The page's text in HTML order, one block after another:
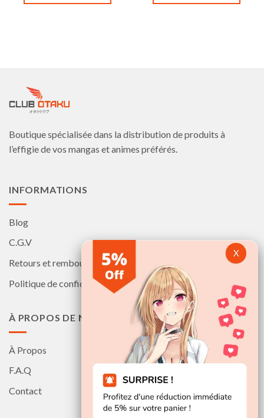
Les
être
sur
la
Les
sur
Boutique spécialisée dans la distribution de produits à
l’effigie de vos mangas et animes préférés.
INFORMATIONS
Blog
C.G.V
Retours et remboursements
Politique de confidentialité
À PROPOS DE NOUS
À Propos
F.A.Q
Contact